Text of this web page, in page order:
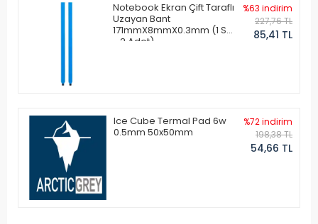
Notebook Ekran Çift Taraflı
Uzayan Bant
171mmX8mmX0.3mm (1 Set
- 2 Adet)
%63 indirim
227,76 TL
85,41 TL
Ice Cube Termal Pad 6w
0.5mm 50x50mm
%72 indirim
198,38 TL
54,66 TL